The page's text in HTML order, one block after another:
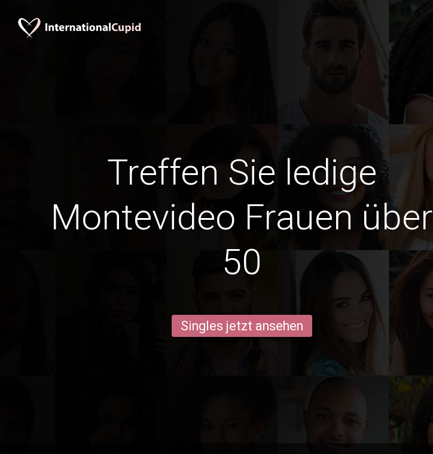
Treffen Sie ledige
Montevideo Frauen über
50
Singles jetzt ansehen